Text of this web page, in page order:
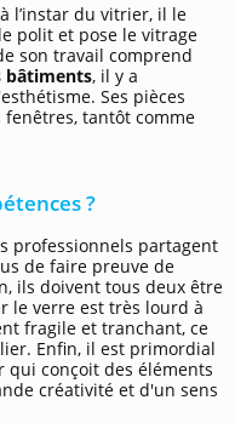
l’instar du vitrier, il le
polit et pose le vitrage
son travail comprend
bâtiments, il y a
Ses pièces
tantôt comme
?
professionnels partagent
de faire preuve de
ils doivent tous deux être
le verre est très lourd à
fragile et tranchant, ce
Enfin, il est primordial
conçoit des éléments
créativité et d'un sens